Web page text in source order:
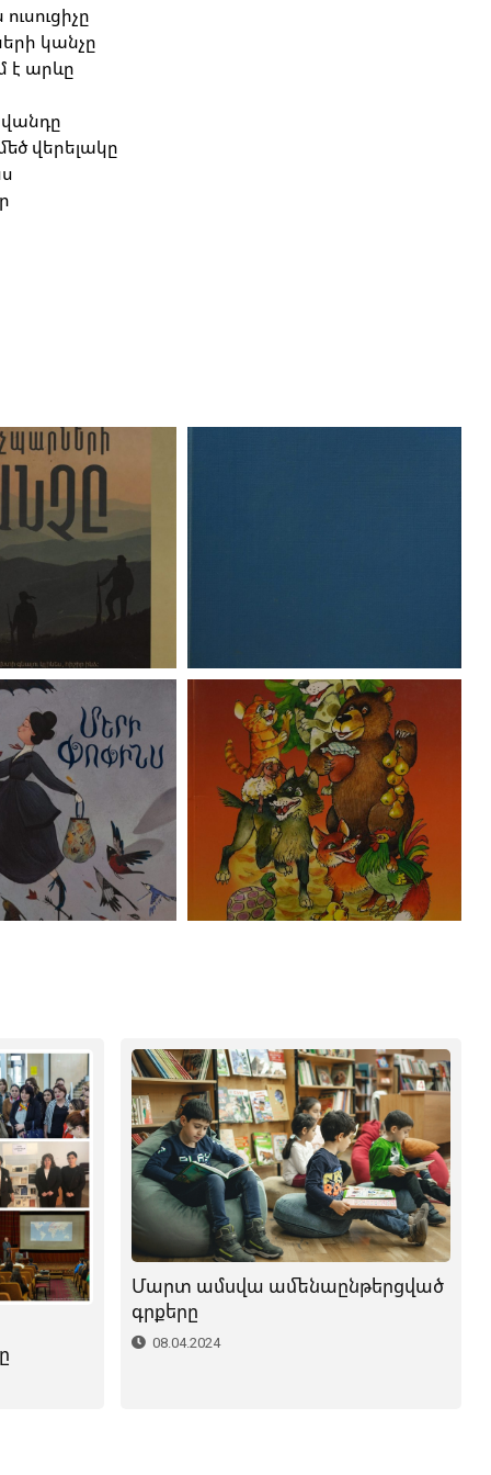
կանչը
է արևը
վերելակը
Մարտ ամսվա ամենաընթերցված
գրքերը
08.04.2024